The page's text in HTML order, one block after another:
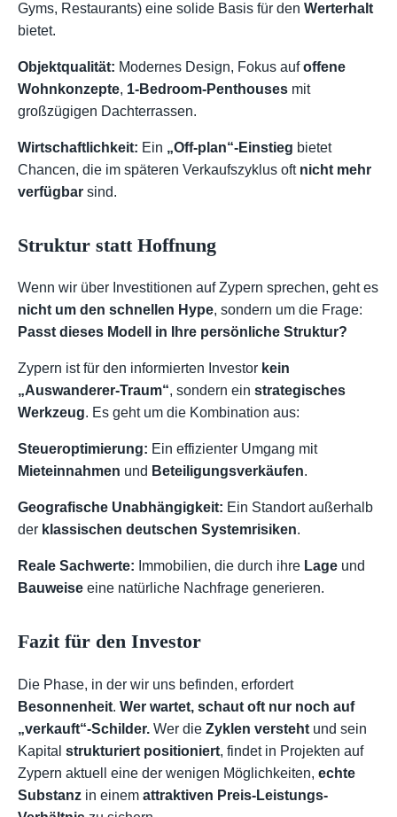
Gyms, Restaurants) eine solide Basis für den Werterhalt
bietet.
Objektqualität: Modernes Design, Fokus aufoffene
Wohnkonzepte, 1-Bedroom-Penthouses mit
großzügigen Dachterrassen.
Wirtschaftlichkeit: Ein „Off-plan“-Einstieg bietet
Chancen, die im späteren Verkaufszyklus oft nicht mehr
verfügbar sind.
Struktur statt Hoffnung
Wenn wir über Investitionen auf Zypern sprechen, geht es
nicht um den schnellen Hype, sondern um die Frage:
Passt dieses Modell in Ihre persönliche Struktur?
Zypern ist für den informierten Investor kein
„Auswanderer-Traum“, sondern ein strategisches
Werkzeug. Es geht um die Kombination aus:
Steueroptimierung: Ein effizienter Umgang mit
Mieteinnahmen und Beteiligungsverkäufen.
Geografische Unabhängigkeit: Ein Standort außerhalb
der klassischen deutschen Systemrisiken.
Reale Sachwerte: Immobilien, die durch ihre Lage und
Bauweise eine natürliche Nachfrage generieren.
Fazit für den Investor
Die Phase, in der wir uns befinden, erfordert
Besonnenheit. Wer wartet, schaut oft nur noch auf
„verkauft“-Schilder. Wer die Zyklen versteht und sein
Kapital strukturiert positioniert, findet in Projekten auf
Zypern aktuell eine der wenigen Möglichkeiten, echte
Substanz in einem attraktiven Preis-Leistungs-